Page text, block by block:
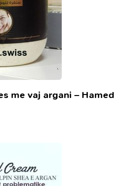
me vaj argani – Hamed